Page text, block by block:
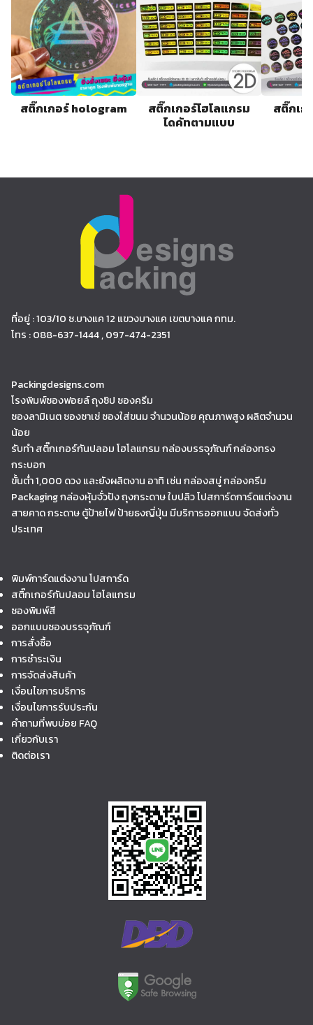
สติ๊กเกอร์ hologram
สติ๊กเกอร์โฮโลแกรม
ไดคัทตามแบบ
สติ๊กเก
ที่อยู่ : 103/10 ซ.บางแค 12 แขวงบางแค เขตบางแค กทม.
โทร : 088-637-1444 , 097-474-2351
Packingdesigns.com
โรงพิมพ์ซองฟอยล์ ถุงซิป ซองครีม
ซองลามิเนต ซองซาเช่ ซองใส่ขนม จำนวนน้อย คุณภาพสูง ผลิตจำนวน
น้อย
รับทำ สติ๊กเกอร์กันปลอม โฮโลแกรม กล่องบรรจุภัณฑ์ กล่องทรง
กระบอก
ขั้นต่ำ 1,000 ดวง และยังผลิตงาน อาทิ เช่น กล่องสบู่ กล่องครีม
Packaging กล่องหุ้มจั่วปัง ถุงกระดาษ ใบปลิว โปสการ์ดการ์ดแต่งงาน
สายคาด กระดาษ ตู้ป้ายไฟ ป้ายธงญี่ปุ่น มีบริการออกแบบ จัดส่งทั่ว
ประเทศ
พิมพ์การ์ดแต่งงาน โปสการ์ด
สติ๊กเกอร์กันปลอม โฮโลแกรม
ซองพิมพ์สี
ออกแบบซองบรรจุภัณฑ์
การสั่งซื้อ
การชำระเงิน
การจัดส่งสินค้า
เงื่อนไขการบริการ
เงื่อนไขการรับประกัน
คำถามที่พบบ่อย FAQ
เกี่ยวกับเรา
ติดต่อเรา